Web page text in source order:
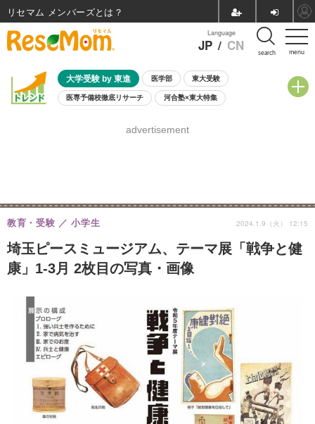
menu
Language
JP / CN search
大学受験 by 東進 医学部 東大受験
医専予備校徹底リサーチ 河合塾×東大特集
8月開催学校説明会・相談会
advertisement
埼玉ピースミュージアム、テーマ展「戦争と健
康」1-3月 2枚目の写真・画像
教育・受験 小学生 2024.1.9（火） 12:15
リセマム メンバーズ